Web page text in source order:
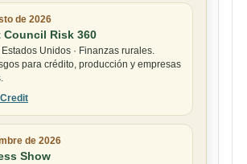
de 2026
Council Risk 360
Unidos · Finanzas rurales.
para crédito, producción y empresas
de 2026
Show